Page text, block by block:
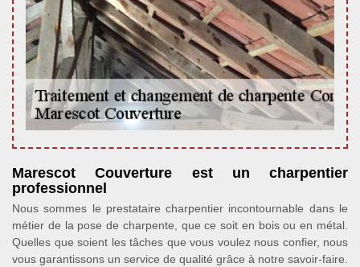
Marescot Couverture est un charpentier
professionnel
Nous sommes le prestataire charpentier incontournable dans le
métier de la pose de charpente, que ce soit en bois ou en métal.
Quelles que soient les tâches que vous voulez nous confier, nous
vous garantissons un service de qualité grâce à notre savoir-faire.